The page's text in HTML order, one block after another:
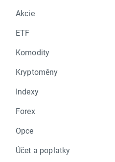
Akcie
ETF
Komodity
Kryptoměny
Indexy
Forex
Opce
Účet a poplatky